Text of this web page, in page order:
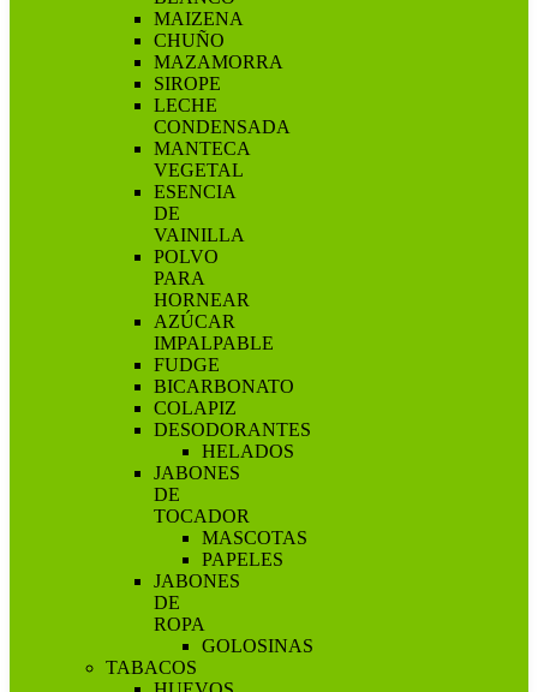
MAIZENA
CHUÑO
MAZAMORRA
SIROPE
LECHE
CONDENSADA
MANTECA
VEGETAL
ESENCIA
DE
VAINILLA
POLVO
PARA
HORNEAR
AZÚCAR
IMPALPABLE
FUDGE
BICARBONATO
COLAPIZ
DESODORANTES
HELADOS
JABONES
DE
TOCADOR
MASCOTAS
PAPELES
JABONES
DE
ROPA
GOLOSINAS
TABACOS